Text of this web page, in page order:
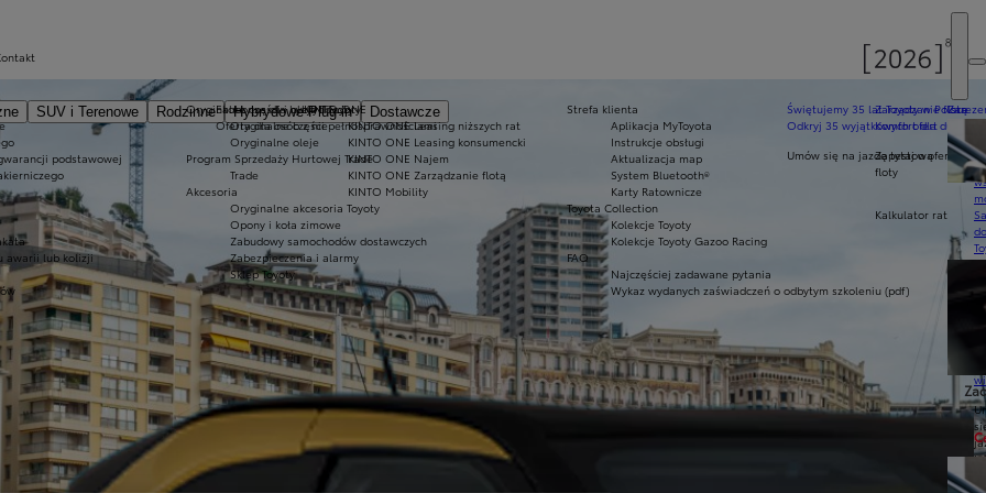
SUV i Terenowe Rodzinne Hybrydowe Plug-in
Dostawcze
Ekobonus dla hybryd Toyoty
Oferta dla osób z niepełnosprawnościami
Świętujemy 35 lat Toyoty w Polsce
Odkryj 35 wyjątkowych ofert
Umów się na jazdę testową
KINTO ONE
KINTO ONE Leasing niższych rat
KINTO ONE Leasing konsumencki
KINTO ONE Najem
KINTO ONE Zarządzanie flotą
KINTO Mobility
Zarządzanie flotą
Komfort dla dużych
Zapytaj o ofertę dla
floty
Kalkulator rat
podstawowej
awarii lub kolizji
Oryginalne części i oleje Toyoty
Oryginalne części
Oryginalne oleje
Program Sprzedaży Hurtowej Trade
Trade
Akcesoria
Oryginalne akcesoria Toyoty
Opony i koła zimowe
Zabudowy samochodów dostawczych
Zabezpieczenia i alarmy
Sklep Toyoty
Strefa klienta
Aplikacja MyToyota
Instrukcje obsługi
Aktualizacja map
System Bluetooth®
Karty Ratownicze
Toyota Collection
Kolekcje Toyoty
Kolekcje Toyoty Gazoo Racing
FAQ
Najczęściej zadawane pytania
Wykaz wydanych zaświadczeń o odbytym szkoleniu (pdf)